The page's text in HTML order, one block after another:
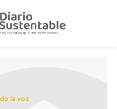
la voz